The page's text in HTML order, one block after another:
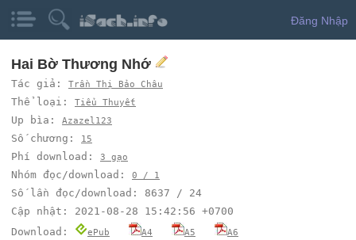
Đăng Nhập
Hai Bờ Thương Nhớ
Tác giả: Trần Thị Bảo Châu
Thể loại: Tiểu Thuyết
Up bìa: Azazel123
Số chương: 15
Phí download: 3 gạo
Nhóm đọc/download: 0 / 1
Số lần đọc/download: 8637 / 24
Cập nhật: 2021-08-28 15:42:56 +0700
Download:
ePub A4 A5 A6